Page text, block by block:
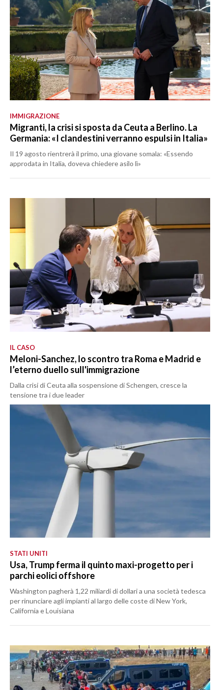
IMMIGRAZIONE
Migranti, la crisi si sposta da Ceuta a Berlino. La
Germania: «I clandestini verranno espulsi in Italia»
Il 19 agosto rientrerà il primo, una giovane somala: «Essendo
approdata in Italia, doveva chiedere asilo lì»
IL CASO
Meloni-Sanchez, lo scontro tra Roma e Madrid e
l’eterno duello sull'immigrazione
Dalla crisi di Ceuta alla sospensione di Schengen, cresce la
tensione tra i due leader
STATI UNITI
Usa, Trump ferma il quinto maxi-progetto per i
parchi eolici offshore
Washington pagherà 1,22 miliardi di dollari a una società tedesca
per rinunciare agli impianti al largo delle coste di New York,
California e Louisiana